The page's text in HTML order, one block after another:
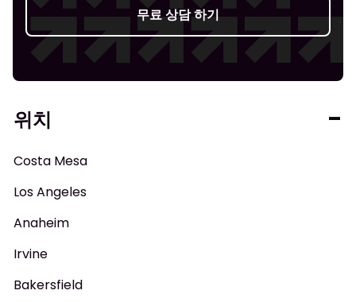
무료 상담 하기
위치
Costa Mesa
Los Angeles
Anaheim
Irvine
Bakersfield